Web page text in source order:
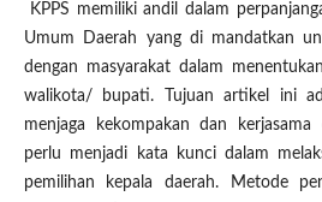
KPPS memiliki andil dalam
Umum Daerah yang di mandatkan
dengan masyarakat dalam
walikota/ bupati. Tujuan artikel ini
menjaga kekompakan dan kerjasama
perlu menjadi kata kunci dalam
pemilihan kepala daerah. Metode